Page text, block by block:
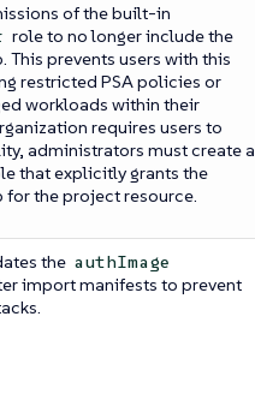
of the built-in
role to no longer include the
This prevents users with this
restricted PSA policies or
workloads within their
requires users to
administrators must create a
that explicitly grants the
for the project resource.
the authImage
import manifests to prevent